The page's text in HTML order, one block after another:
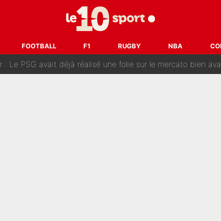
FOOTBALL F1 RUGBY NBA
sa signature au PSG : Voilà les coulisses de son transfert
Seixas est confirmée... et c'est une excellente nouvelle
: Le PSG avait déjà réalisé une folie sur le mercato bien